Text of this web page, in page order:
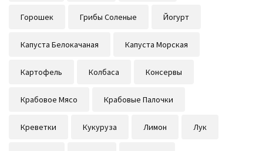
Горошек Грибы Соленые Йогурт
Капуста Белокачаная Капуста Морская
Картофель Колбаса Консервы
Крабовое Мясо Крабовые Палочки
Креветки Кукуруза Лимон Лук